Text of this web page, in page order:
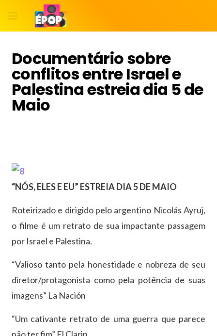
Documentário sobre
conflitos entre Israel e
Palestina estreia dia 5 de
Maio
“NÓS, ELES E EU” ESTREIA DIA 5 DE MAIO
Roteirizado e dirigido pelo argentino Nicolás Ayruj,
o filme é um retrato de sua impactante passagem
por Israel e Palestina.
“Valioso tanto pela honestidade e nobreza de seu
diretor/protagonista como pela potência de suas
imagens” La Nación
“Um cativante retrato de uma guerra que parece